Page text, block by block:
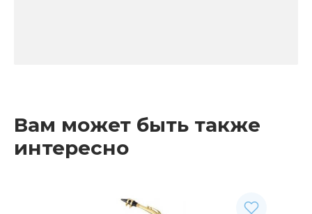
Вам может быть также
интересно